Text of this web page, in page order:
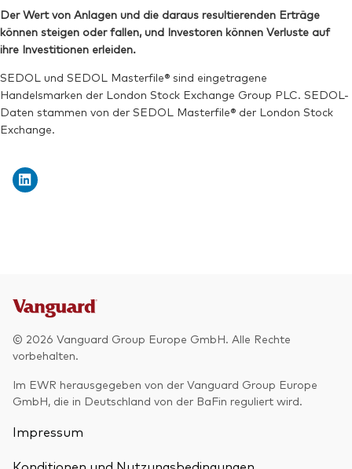
SEDOL:BH3JG59
Börsenticker:VUAG
ISIN:IE00BFMXXD54
Reuters:VUAA.L
SEDOL:BH3T3H0
Börsenticker:VUAA
Der Wert von Anlagen und die daraus resultierenden Erträge
können steigen oder fallen, und Investoren können Verluste auf
ihre Investitionen erleiden.
SEDOL und SEDOL Masterfile® sind eingetragene
Handelsmarken der London Stock Exchange Group PLC. SEDOL-
Daten stammen von der SEDOL Masterfile® der London Stock
Exchange.
© 2026 Vanguard Group Europe GmbH. Alle Rechte
vorbehalten.
Im EWR herausgegeben von der Vanguard Group Europe
GmbH, die in Deutschland von der BaFin reguliert wird.
Impressum